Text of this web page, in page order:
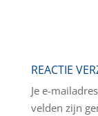
REACTIE
Je e-
velden zijn